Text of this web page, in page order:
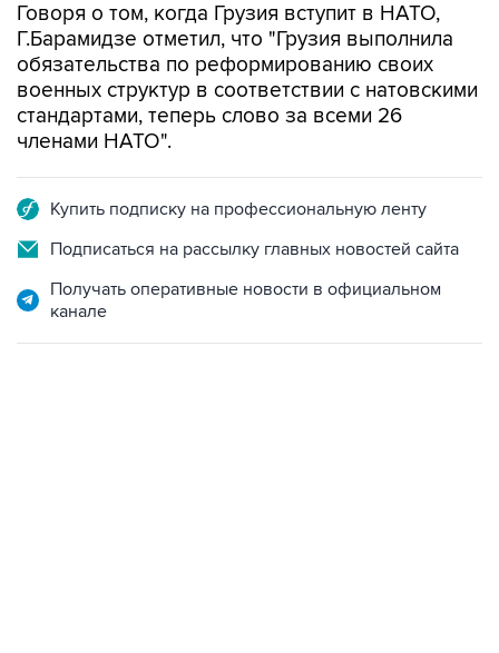
Говоря о том, когда Грузия вступит в НАТО,
Г.Барамидзе отметил, что "Грузия выполнила
обязательства по реформированию своих
военных структур в соответствии с натовскими
стандартами, теперь слово за всеми 26
членами НАТО".
Купить подписку на профессиональную ленту
Подписаться на рассылку главных новостей сайта
Получать оперативные новости в официальном
канале